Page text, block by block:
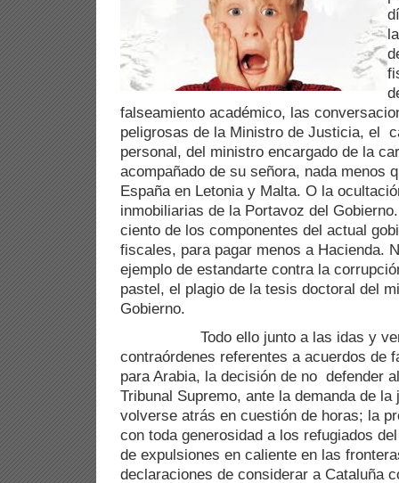
falseamiento académico, las
peligrosas de la Ministro de Justicia, el
personal, del ministro encargado de la
acompañado de su señora, nada menos
España en Letonia y Malta. O la
inmobiliarias de la Portavoz del
ciento de los componentes del actual
fiscales, para pagar menos a Hacienda.
ejemplo de estandarte contra la
pastel, el plagio de la tesis doctoral del
Gobierno.
Todo ello junto a las idas y
contraórdenes referentes a acuerdos de
para Arabia, la decisión de no defender
Tribunal Supremo, ante la demanda de
volverse atrás en cuestión de horas; la
con toda generosidad a los refugiados
de expulsiones en caliente en las
declaraciones de considerar a Cataluña